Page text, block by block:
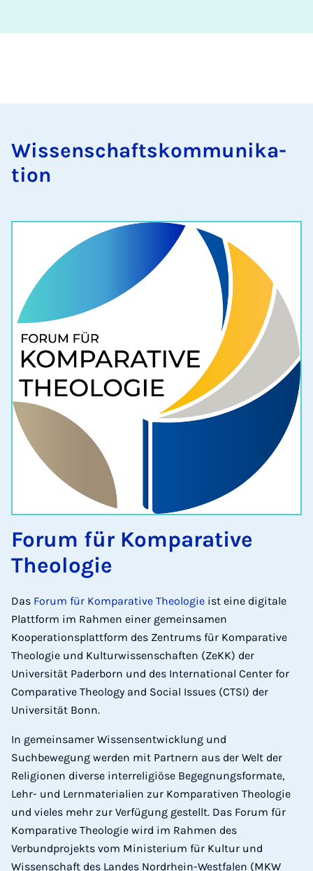
Wis­senschaft­skom­munika­
tion
Forum für Komparative
Theologie
Das Forum für Komparative Theologie ist eine digitale
Plattform im Rahmen einer gemeinsamen
Kooperationsplattform des Zentrums für Komparative
Theologie und Kulturwissenschaften (ZeKK) der
Universität Paderborn und des International Center for
Comparative Theology and Social Issues (CTSI) der
Universität Bonn.
In gemeinsamer Wissensentwicklung und
Suchbewegung werden mit Partnern aus der Welt der
Religionen diverse interreligiöse Begegnungsformate,
Lehr- und Lernmaterialien zur Komparativen Theologie
und vieles mehr zur Verfügung gestellt. Das Forum für
Komparative Theologie wird im Rahmen des
Verbundprojekts vom Ministerium für Kultur und
Wissenschaft des Landes Nordrhein-Westfalen (MKW